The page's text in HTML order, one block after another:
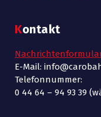
Kontakt
E-Mail:
Telefonnummer:
0 44 64 – 94 93 39